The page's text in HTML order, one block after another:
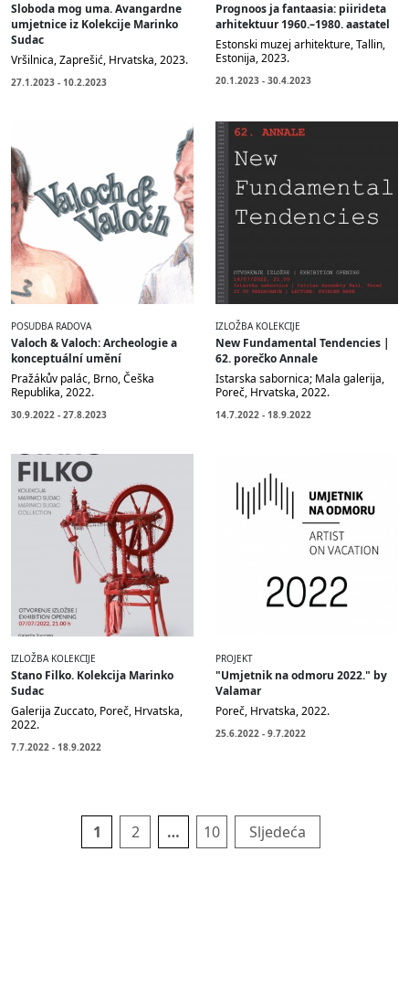
Sloboda mog uma. Avangardne
umjetnice iz Kolekcije Marinko
Sudac
Vršilnica, Zaprešić, Hrvatska, 2023.
27.1.2023 - 10.2.2023
Prognoos ja fantaasia: piirideta
arhitektuur 1960.–1980. aastatel
Estonski muzej arhitekture, Tallin,
Estonija, 2023.
20.1.2023 - 30.4.2023
POSUDBA RADOVA
Valoch & Valoch: Archeologie a
konceptuální umění
Pražákův palác, Brno, Češka
Republika, 2022.
30.9.2022 - 27.8.2023
IZLOŽBA KOLEKCIJE
New Fundamental Tendencies |
62. porečko Annale
Istarska sabornica; Mala galerija,
Poreč, Hrvatska, 2022.
14.7.2022 - 18.9.2022
IZLOŽBA KOLEKCIJE
Stano Filko. Kolekcija Marinko
Sudac
Galerija Zuccato, Poreč, Hrvatska,
2022.
7.7.2022 - 18.9.2022
PROJEKT
"Umjetnik na odmoru 2022." by
Valamar
Poreč, Hrvatska, 2022.
25.6.2022 - 9.7.2022
stranica 1 2 … 10 Sljedeća